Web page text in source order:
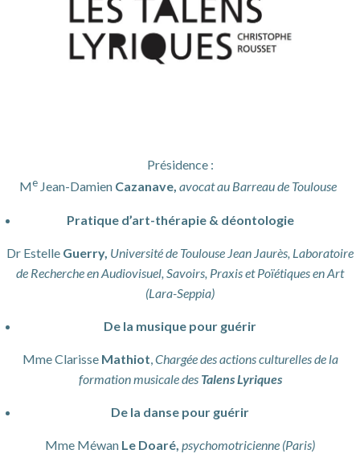
Présidence :
MeJean-Damien Cazanave, avocat au Barreau de Toulouse
Pratique d’art-thérapie & déontologie
Dr Estelle Guerry, Université de Toulouse Jean Jaurès, Laboratoire
de Recherche en Audiovisuel, Savoirs, Praxis et Poïétiques en Art
(Lara-Seppia)
De la musique pour guérir
Mme Clarisse Mathiot Chargée des actions culturellesde la
formation musicale des Talens Lyriques
De la danse pour guérir
Mme Méwan Le Doaré, psychomotricienne (Paris)